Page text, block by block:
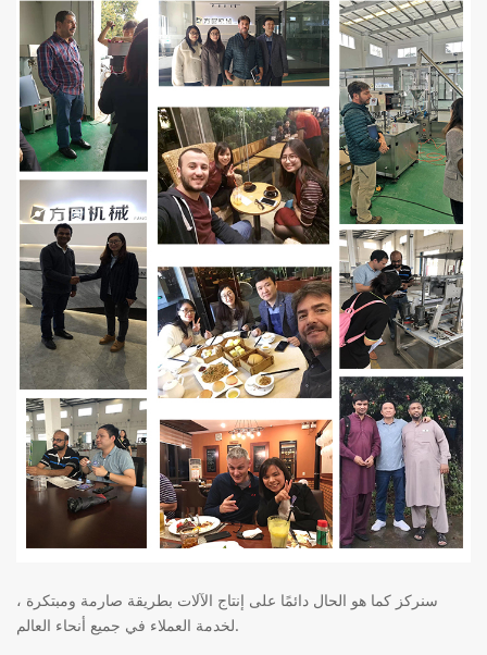
سنركز كما هو الحال دائمًا على إنتاج الآلات بطريقة صارمة ومبتكرة ،
لخدمة العملاء في جميع أنحاء العالم.